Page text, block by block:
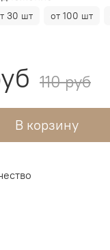
30 шт от 100 шт
110 руб
В корзину